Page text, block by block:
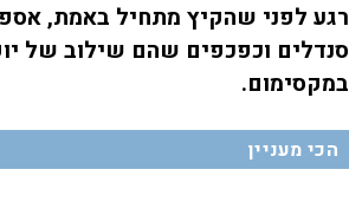
סנדלים וכפכפים שהם שילוב של
במקסימום.
הכי מעניין